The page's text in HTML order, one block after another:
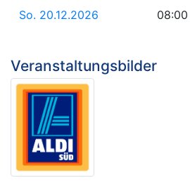
So. 20.12.2026
Veranstaltungsbilder